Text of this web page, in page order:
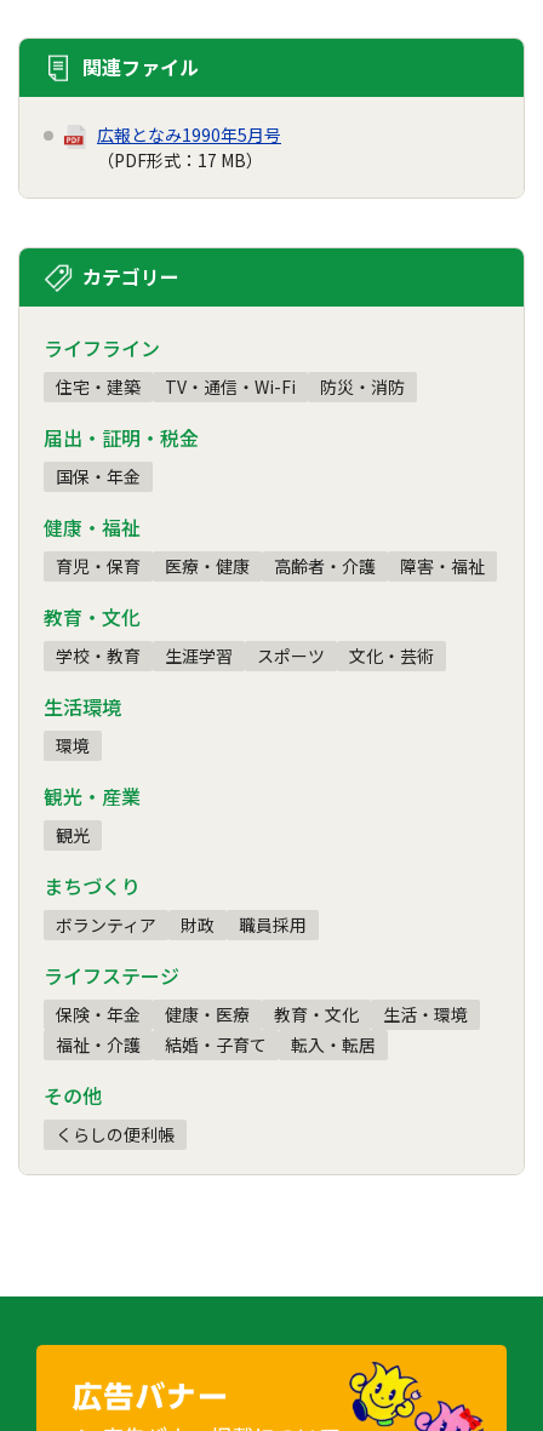
関連ファイル
広報となみ1990年5月号
（PDF形式：17 MB）
カテゴリー
ライフライン
住宅・建築 TV・通信・Wi-Fi 防災・消防
届出・証明・税金
国保・年金
健康・福祉
育児・保育 医療・健康 高齢者・介護 障害・福祉
教育・文化
学校・教育 生涯学習 スポーツ 文化・芸術
生活環境
環境
観光・産業
観光
まちづくり
ボランティア 財政 職員採用
ライフステージ
保険・年金 健康・医療 教育・文化
生活・環境
福祉・介護
結婚・子育て 転入・転居
その他
くらしの便利帳